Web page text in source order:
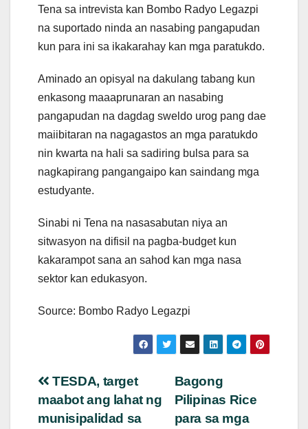
Tena sa intrevista kan Bombo Radyo Legazpi
na suportado ninda an nasabing pangapudan
kun para ini sa ikakarahay kan mga paratukdo.
Aminado an opisyal na dakulang tabang kun
enkasong maaaprunaran an nasabing
pangapudan na dagdag sweldo urog pang dae
maiibitaran na nagagastos an mga paratukdo
nin kwarta na hali sa sadiring bulsa para sa
nagkapirang pangangaipo kan saindang mga
estudyante.
Sinabi ni Tena na nasasabutan niya an
sitwasyon na difisil na pagba-budget kun
kakarampot sana an sahod kan mga nasa
sektor kan edukasyon.
Source: Bombo Radyo Legazpi
Post
navigation
Bagong
Pilipinas Rice
para sa mga
TESDA, target
maabot ang lahat ng
munisipalidad sa